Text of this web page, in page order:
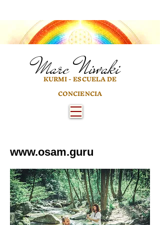
KURMI - ESCUELA DE
CONCIENCIA
Marc Niwaki
www.osam.guru